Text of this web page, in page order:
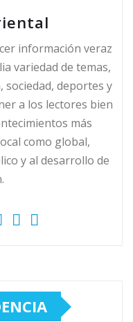
información veraz
variedad de temas,
sociedad, deportes y
a los lectores bien
más
como global,
y al desarrollo de